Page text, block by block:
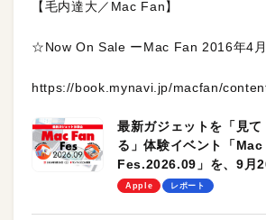
【毛内達大／Mac Fan】
☆Now On Sale ーMac Fan 2016年4
https://book.mynavi.jp/macfan/
最新ガジェットを「見
る」体験イベント「
Fes.2026.09」を、9月
します！
Apple レポート